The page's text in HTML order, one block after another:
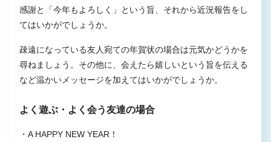
感謝と「今年もよろしく」という旨、それから近況報告をし
てはいかがでしょうか。
疎遠になっている友人宛ての年賀状の場合は元気かどうかを
尋ねましょう。その他に、会えたら嬉しいという旨を伝える
など温かいメッセージを加えてはいかがでしょうか。
よく遊ぶ・よく会う友達の場合
・A HAPPY NEW YEAR！